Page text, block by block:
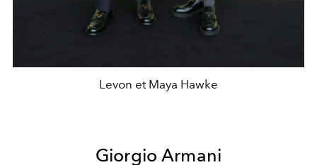
Levon et Maya Hawke
Giorgio Armani